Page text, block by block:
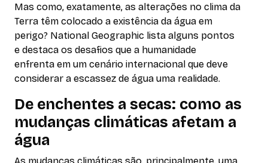
Mas como, exatamente, as alterações no clima da
Terra têm colocado a existência da água em
perigo? National Geographic lista alguns pontos
e destaca os desafios que a humanidade
enfrenta em um cenário internacional que deve
considerar a escassez de água uma realidade.
De enchentes a secas: como as
mudanças climáticas afetam a
água